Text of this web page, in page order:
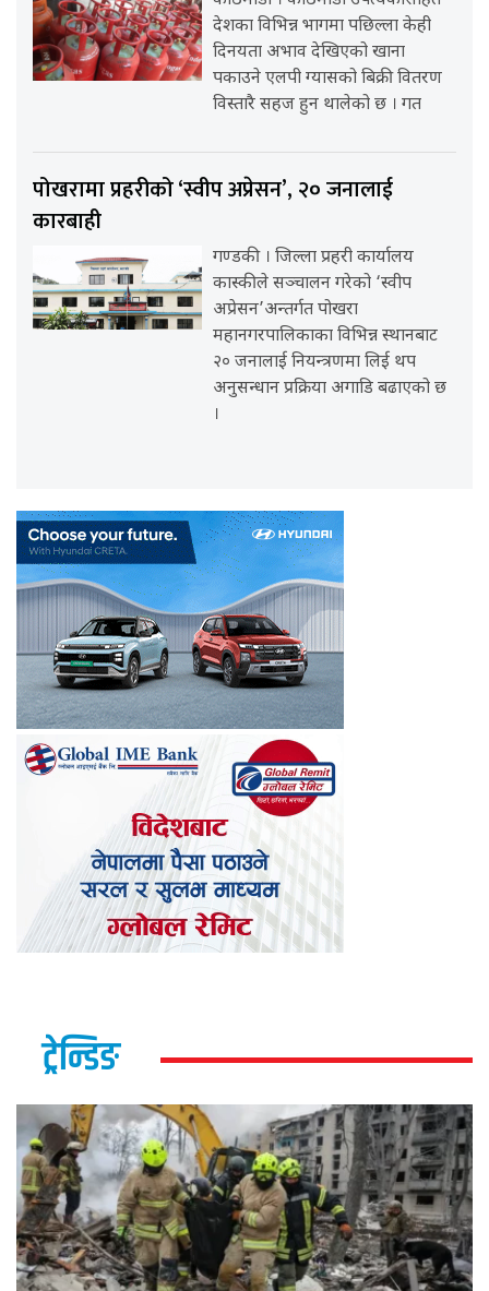
देशका विभिन्न भागमा पछिल्ला केही
दिनयता अभाव देखिएको खाना
पकाउने एलपी ग्यासको बिक्री वितरण
विस्तारै सहज हुन थालेको छ । गत
पोखरामा प्रहरीको ‘स्वीप अप्रेसन’, २० जनालाई
कारबाही
गण्डकी । जिल्ला प्रहरी कार्यालय
कास्कीले सञ्चालन गरेको ‘स्वीप
अप्रेसन’अन्तर्गत पोखरा
महानगरपालिकाका विभिन्न स्थानबाट
२० जनालाई नियन्त्रणमा लिई थप
अनुसन्धान प्रक्रिया अगाडि बढाएको छ
।
ट्रेन्डिङ